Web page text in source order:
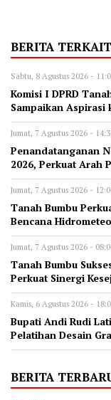
BERITA TERKAIT
Sabtu, 8 Agustus 2026 -
Komisi I DPRD
Sampaikan Aspirasi
Jumat, 7 Agustus 2026 -
Penandatanganan
2026, Perkuat Arah
Jumat, 7 Agustus 2026 -
Tanah Bumbu
Bencana
Jumat, 7 Agustus 2026 -
Tanah Bumbu
Perkuat Sinergi
Kamis, 6 Agustus 2026 -
Bupati Andi Rudi
Pelatihan Desain
BERITA